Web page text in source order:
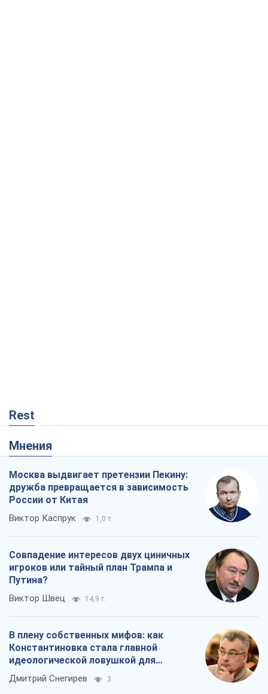
Rest
Мнения
Москва выдвигает претензии Пекину:
дружба превращается в зависимость
России от Китая
Виктор Каспрук 1,0 т.
Совпадение интересов двух циничных
игроков или тайный план Трампа и
Путина?
Виктор Швец 14,9 т.
В плену собственных мифов: как
Константиновка стала главной
идеологической ловушкой для
российских оккупантов
Дмитрий Снегирев 3